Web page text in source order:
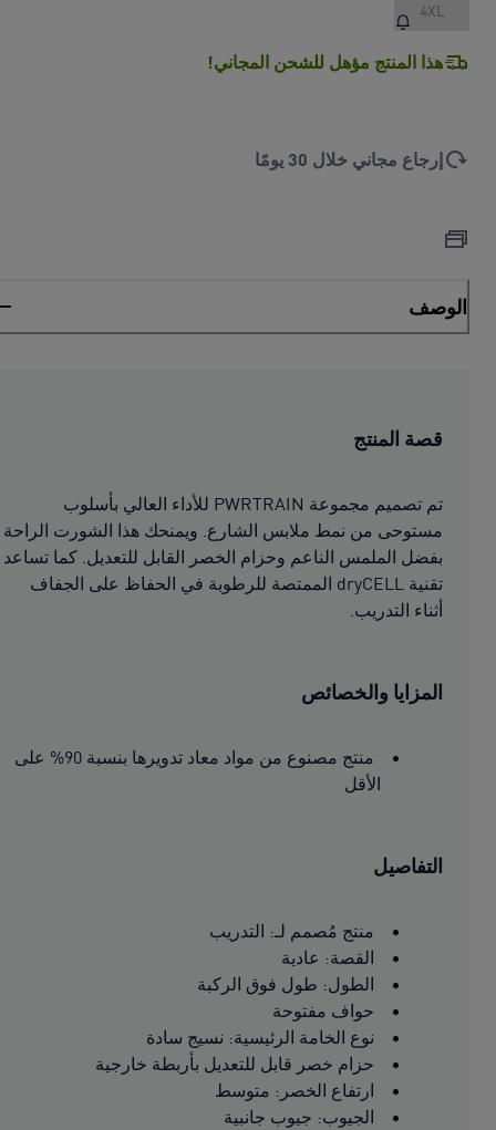
4XL
هذا المنتج مؤهل للشحن المجاني!
إرجاع مجاني خلال 30 يومًا
الوصف
قصة المنتج
تم تصميم مجموعة PWRTRAIN للأداء العالي بأسلوب
مستوحى من نمط ملابس الشارع. ويمنحك هذا الشورت الراحة
بفضل الملمس الناعم وحزام الخصر القابل للتعديل. كما تساعد
تقنية dryCELL الممتصة للرطوبة في الحفاظ على الجفاف
أثناء التدريب.
المزايا والخصائص
منتج مصنوع من مواد معاد تدويرها بنسبة 90% على
الأقل
التفاصيل
منتج مُصمم لـ: التدريب
القصة: عادية
الطول: طول فوق الركبة
حواف مفتوحة
نوع الخامة الرئيسية: نسيج سادة
حزام خصر قابل للتعديل بأربطة خارجية
ارتفاع الخصر: متوسط
الجيوب: جيوب جانبية